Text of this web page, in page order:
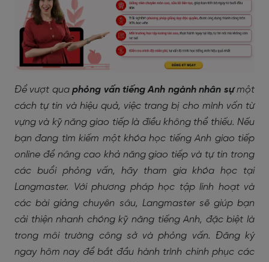
Để vượt quaphỏng vấn tiếng Anh ngành nhân sựmột
cách tự tin và hiệu quả, việc trang bị cho mình vốn từ
vựng và kỹ năng giao tiếp là điều không thể thiếu. Nếu
bạn đang tìm kiếm một khóa học tiếng Anh giao tiếp
online để nâng cao khả năng giao tiếp và tự tin trong
các buổi phỏng vấn, hãy tham gia khóa học tại
Langmaster. Với phương pháp học tập linh hoạt và
các bài giảng chuyên sâu, Langmaster sẽ giúp bạn
cải thiện nhanh chóng kỹ năng tiếng Anh, đặc biệt là
trong môi trường công sở và phỏng vấn. Đăng ký
ngay hôm nay để bắt đầu hành trình chinh phục các